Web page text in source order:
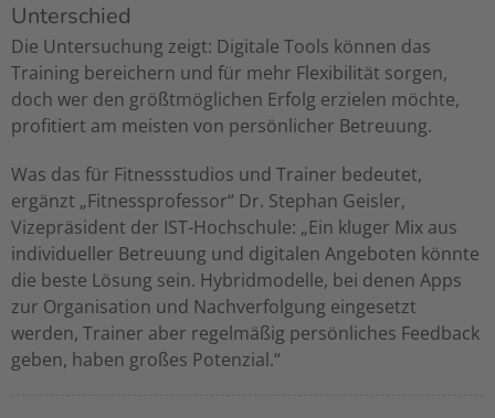
Unterschied
Die Untersuchung zeigt: Digitale Tools können das
Training bereichern und für mehr Flexibilität sorgen,
doch wer den größtmöglichen Erfolg erzielen möchte,
profitiert am meisten von persönlicher Betreuung.
Was das für Fitnessstudios und Trainer bedeutet,
ergänzt „Fitnessprofessor“ Dr. Stephan Geisler,
Vizepräsident der IST-Hochschule: „Ein kluger Mix aus
individueller Betreuung und digitalen Angeboten könnte
die beste Lösung sein. Hybridmodelle, bei denen Apps
zur Organisation und Nachverfolgung eingesetzt
werden, Trainer aber regelmäßig persönliches Feedback
geben, haben großes Potenzial.“